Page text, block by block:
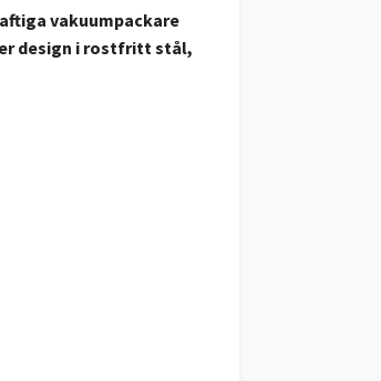
vakuumpackare
design i rostfritt stål,